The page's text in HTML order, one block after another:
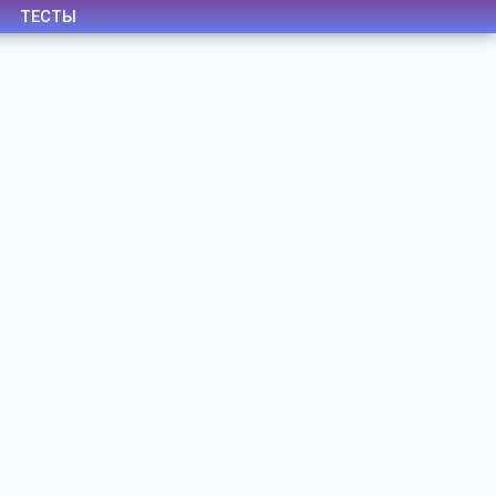
ТЕСТЫ